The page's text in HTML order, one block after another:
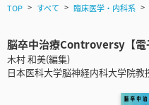
TOP すべて 臨床医学・内科系
脳卒中治療Controversy【電
木村 和美(編集)
日本医科大学脳神経内科大学院教